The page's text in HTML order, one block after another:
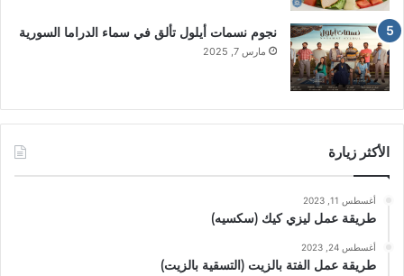
نجوم نسمات أيلول تألق في سماء الدراما السورية
مارس 7, 2025
الأكثر زيارة
أغسطس 11, 2023
طريقة عمل ليزي كيك (سكسيه)
أغسطس 24, 2023
طريقة عمل الفتة بالزيت (التسقية بالزيت)